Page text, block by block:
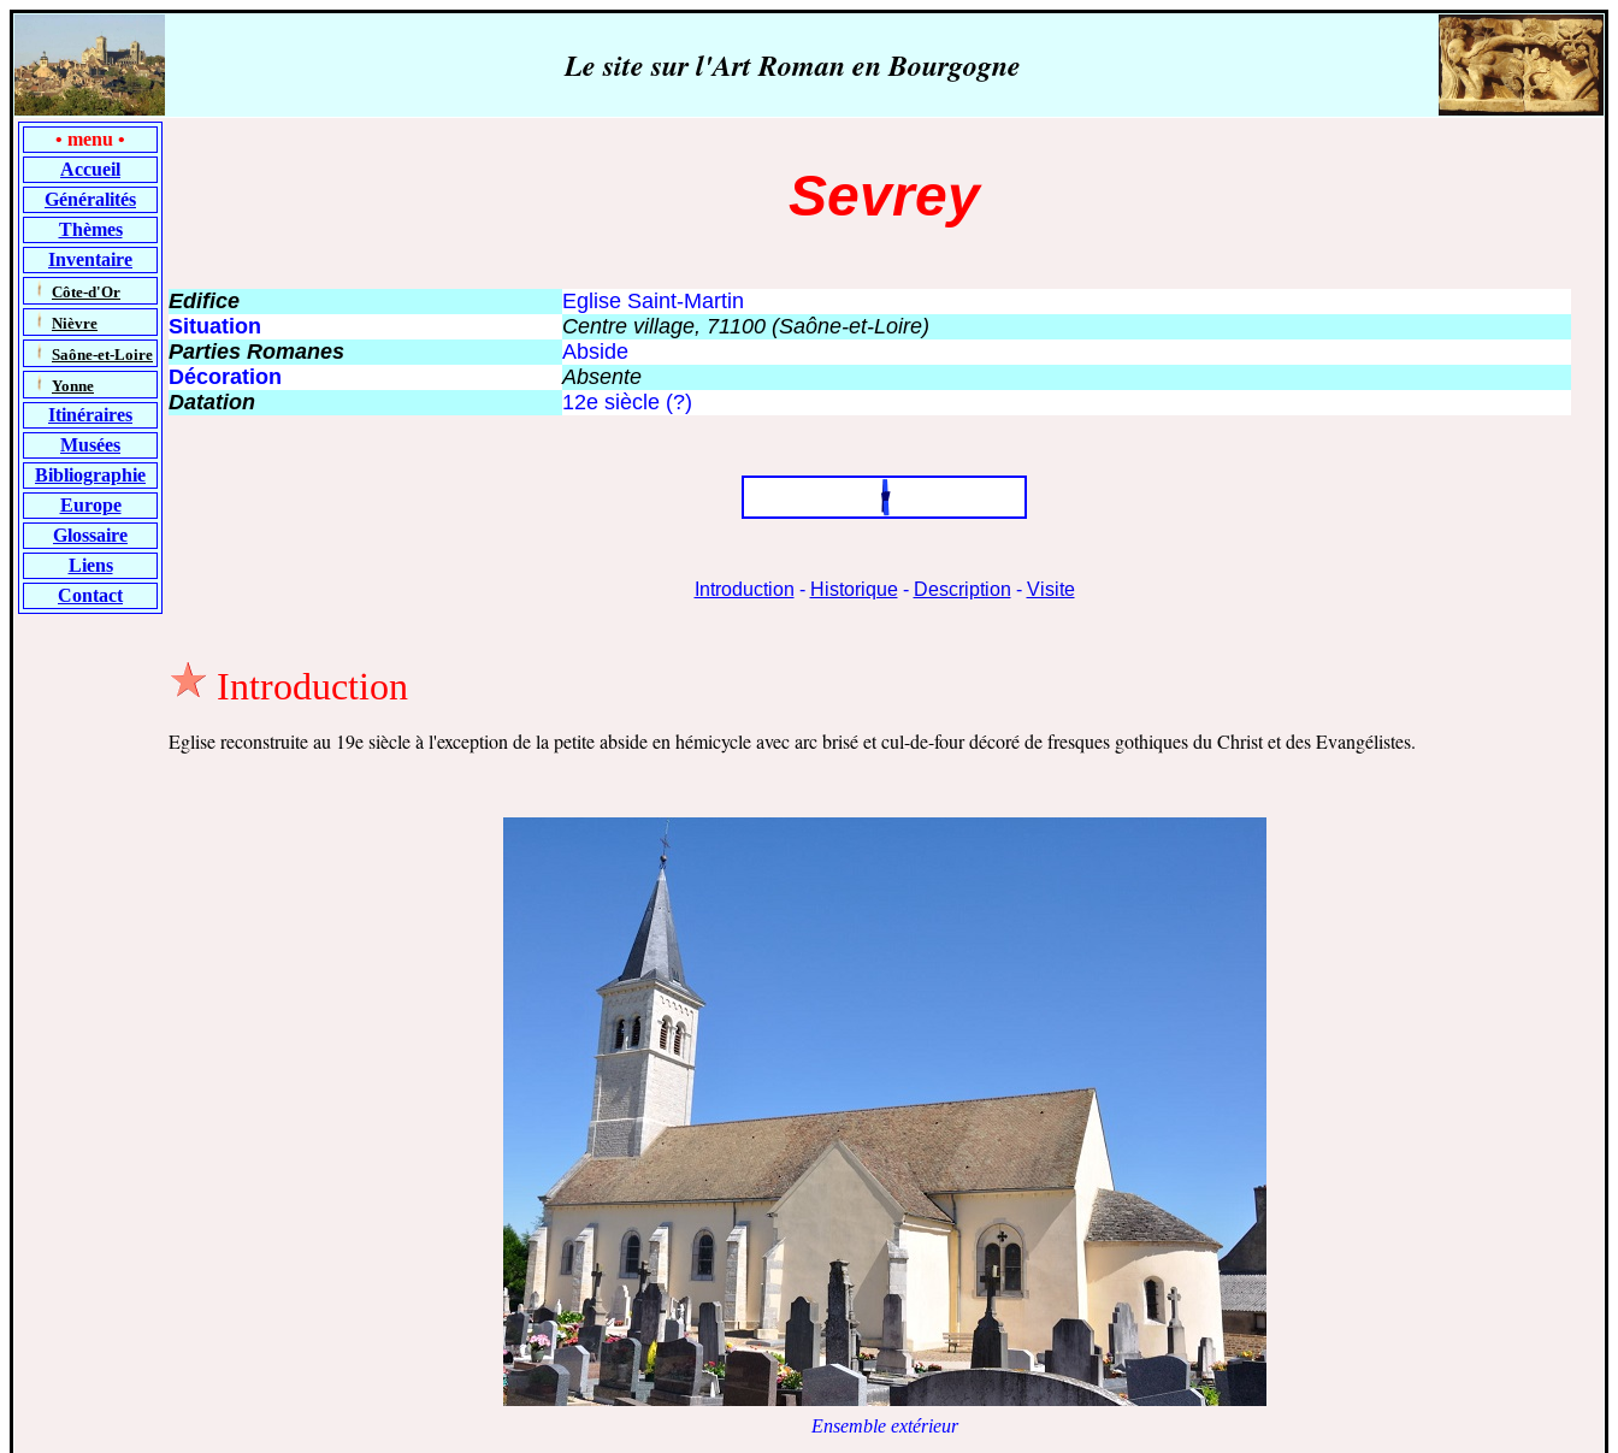
Le site sur l'Art Roman en Bourgogne
• menu •
Accueil
Généralités
Thèmes
Inventaire
Côte-d'Or
Nièvre
Saône-et-Loire
Yonne
Itinéraires
Musées
Bibliographie
Europe
Glossaire
Liens
Contact
Sevrey
Edifice
Eglise Saint-Martin
Situation
Centre village, 71100 (Saône-et-Loire)
Parties Romanes
Abside
Décoration
Absente
Datation
12e siècle (?)
Introduction - Historique- Description - Visite
Introduction
Eglise reconstruite au 19e siècle à l'exception de la petite abside en hémicycle avec arc brisé et cul-de-four décoré de fresques gothiques du Christ et des Evangélistes.
Ensemble extérieur